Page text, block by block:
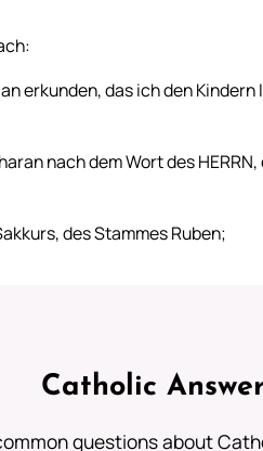
erkunden, das ich den
nach dem Wort des
des Stammes Ruben;
Catholic
questions about